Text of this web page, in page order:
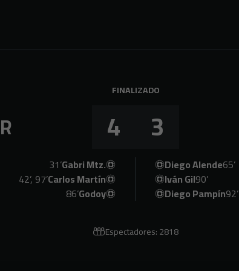
FINALIZADO
4 3
31’Gabri Mtz.
42’, 97’Carlos Martín
86’Godoy
65’
Diego Alende
90’
Iván Gil
92’
Diego Pampín
Espectadores: 2818